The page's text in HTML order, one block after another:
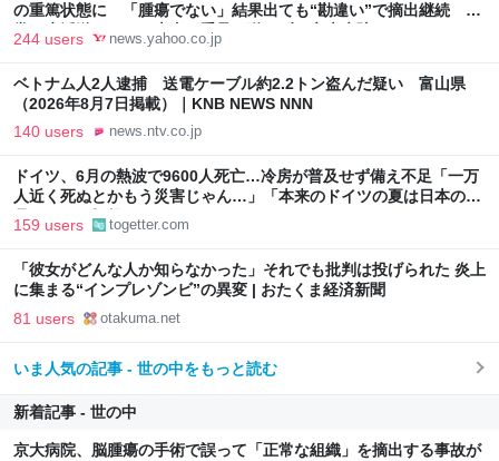
の重篤状態に 「腫瘍でない」結果出ても“勘違い”で摘出継続 通
常の生活送っていた患者が手足も動かず 京大病院（MBSニュー
ス） - Yahoo!ニュース
244 users news.yahoo.co.jp
ベトナム人2人逮捕 送電ケーブル約2.2トン盗んだ疑い 富山県
（2026年8月7日掲載）｜KNB NEWS NNN
140 users news.ntv.co.jp
ドイツ、6月の熱波で9600人死亡…冷房が普及せず備え不足「一万
人近く死ぬとかもう災害じゃん…」「本来のドイツの夏は日本の10
月ぐらいの気候やからねえ」
159 users togetter.com
「彼女がどんな人か知らなかった」それでも批判は投げられた 炎上
に集まる“インプレゾンビ”の異変 | おたくま経済新聞
81 users otakuma.net
いま人気の記事 - 世の中をもっと読む
新着記事 - 世の中
京大病院、脳腫瘍の手術で誤って「正常な組織」を摘出する事故が